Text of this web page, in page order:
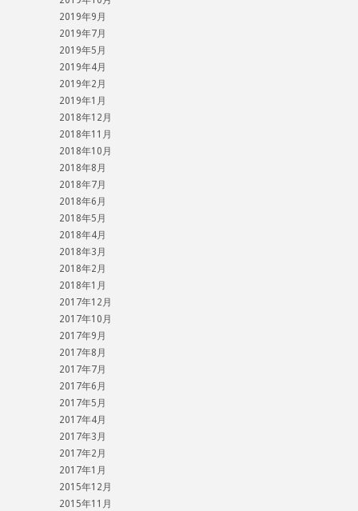
2019年9月
2019年7月
2019年5月
2019年4月
2019年2月
2019年1月
2018年12月
2018年11月
2018年10月
2018年8月
2018年7月
2018年6月
2018年5月
2018年4月
2018年3月
2018年2月
2018年1月
2017年12月
2017年10月
2017年9月
2017年8月
2017年7月
2017年6月
2017年5月
2017年4月
2017年3月
2017年2月
2017年1月
2015年12月
2015年11月